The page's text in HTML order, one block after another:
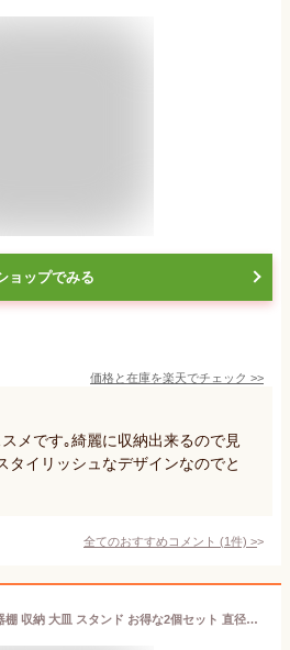
ョップでみる
価格と在庫を楽天でチェック >>
メです｡綺麗に収納出来るので見
タイリッシュなデザインなのでと
全てのおすすめコメント (1件) >
送料無料 キッチン 食器棚 収納 大皿 スタンド お得な2個セット 直径24cmまで 皿スタンド 整理ボックス 収納ケース キッチン収納 整理ケース キッチンボード カップボード 皿 丸皿 プレート 食器 水洗いOK 皿 食器ラック ディッシュラック ディッシュスタンド